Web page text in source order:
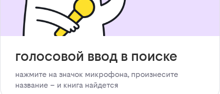
голосовой ввод в поиске
нажмите на значок микрофона, произнесите
название – и книга найдется